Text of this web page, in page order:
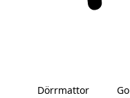
Dörrmattor